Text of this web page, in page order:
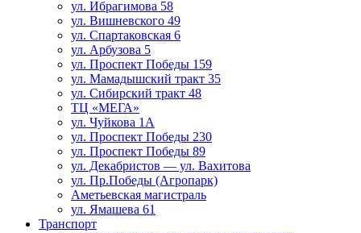
ул. Ибрагимова 58
ул. Вишневского 49
ул. Спартаковская 6
ул. Арбузова 5
ул. Проспект Победы 159
ул. Мамадышский тракт 35
ул. Сибирский тракт 48
ТЦ «МЕГА»
ул. Чуйкова 1А
ул. Проспект Победы 230
ул. Проспект Победы 89
ул. Декабристов — ул. Вахитова
ул. Пр.Победы (Агропарк)
Аметьевская магистраль
ул. Ямашева 61
Транспорт